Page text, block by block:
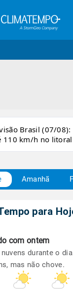
Brasil (07/08):
110 km/h no litoral
Amanhã
para
com ontem
durante o
mas não chove.